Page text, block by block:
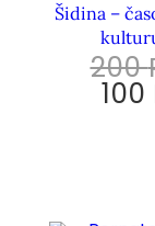
Šidina –
200
100